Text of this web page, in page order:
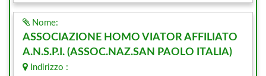
Nome:
ASSOCIAZIONE HOMO VIATOR AFFILIATO
A.N.S.P.I. (ASSOC.NAZ.SAN PAOLO ITALIA)
Indirizzo :